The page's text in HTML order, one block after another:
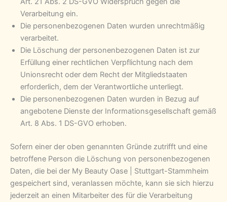
Verarbeitung ein.
Die personenbezogenen Daten wurden unrechtmäßig
verarbeitet.
Die Löschung der personenbezogenen Daten ist zur
Erfüllung einer rechtlichen Verpflichtung nach dem
Unionsrecht oder dem Recht der Mitgliedstaaten
erforderlich, dem der Verantwortliche unterliegt.
Die personenbezogenen Daten wurden in Bezug auf
angebotene Dienste der Informationsgesellschaft gemäß
Art. 8 Abs. 1 DS-GVO erhoben.
Sofern einer der oben genannten Gründe zutrifft und eine
betroffene Person die Löschung von personenbezogenen
Daten, die bei der My Beauty Oase | Stuttgart-Stammheim
gespeichert sind, veranlassen möchte, kann sie sich hierzu
jederzeit an einen Mitarbeiter des für die Verarbeitung